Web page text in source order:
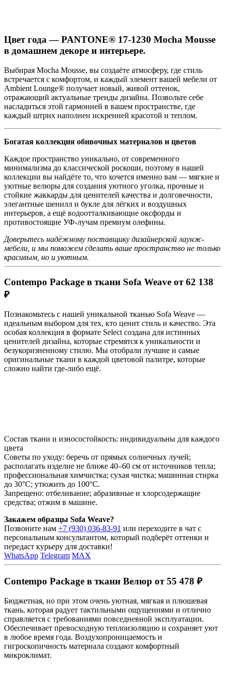
Цвет года — PANTONE® 17-1230 Mocha Mousse
в домашнем декоре и интерьере.
Выбирая Mocha Mousse, вы создаёте атмосферу, где стиль
встречается с комфортом, и каждый элемент вашей мебели от
Ambient Lounge® получает новый, живой оттенок,
отражающий актуальные тренды дизайна. Позвольте себе
насладиться этой гармонией в вашем пространстве, где
каждый штрих наполнен искренней красотой и теплом.
Богатая коллекция обивочных материалов и цветов
Каждое пространство уникально, от современного
минимализма до классической роскоши, поэтому в нашей
коллекции вы найдёте то, что хочется именно вам — мягкие и
уютные велюры для создания уютного уголка, прочные и
стойкие жаккарды для ценителей качества и долговечности,
элегантные шенилл и букле для лёгких и воздушных
интерьеров, а ещё водоотталкивающие оксфорды и
противостоящие УФ-лучам премиум олефины.
Доверьтесь надёжному поставщику дизайнерской лаунж-
мебели, и мы поможем сделать ваше пространство не только
красивым, но и уютным.
Contempo Package в ткани Sofa Weave от 62 138
₽
Познакомьтесь с нашей уникальной тканью Sofa Weave —
идеальным выбором для тех, кто ценит стиль и качество. Эта
особая коллекция в формате Select создана для истинных
ценителей дизайна, которые стремятся к уникальности и
безукоризненному стилю. Мы отобрали лучшие и самые
оригинальные ткани в каждой цветовой палитре, которые
сложно найти где-либо ещё.
Состав ткани и износостойкость: индивидуальны для каждого
цвета
Советы по уходу: беречь от прямых солнечных лучей;
располагать изделие не ближе 40–60 см от источников тепла;
профессиональная химчистка; сухая чистка; машинная стирка
до 30°C; утюжить до 100°C.
Запрещено: отбеливание; абразивные и хлорсодержащие
средства; отжим в машине.
Закажем образцы Sofa Weave?
Позвоните нам +7 (930) 036-83-91 или переходите в чат с
персональным консультантом, который подберёт оттенки и
передаст курьеру для доставки!
WhatsApp Telegram MAX
Contempo Package в ткани Велюр от 55 478 ₽
Бюджетная, но при этом очень уютная, мягкая и плюшевая
ткань, которая радует тактильными ощущениями и отлично
справляется с требованиями повседневной эксплуатации.
Обеспечивает превосходную теплоизоляцию и сохраняет уют
в любое время года. Воздухопроницаемость и
гигроскопичность материала создают комфортный
микроклимат.